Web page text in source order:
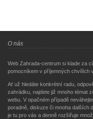
O nás
Web Zahrada-centrum si klade za
pomocníkem v příjemných chvílích
Ať už hledáte konkrétní radu,
zahrádku, najdete již mnoho témat
webu. V opačném případě
poradně, diskuze či mnoha dalších
je tu pro vás a denně rozšiřuje